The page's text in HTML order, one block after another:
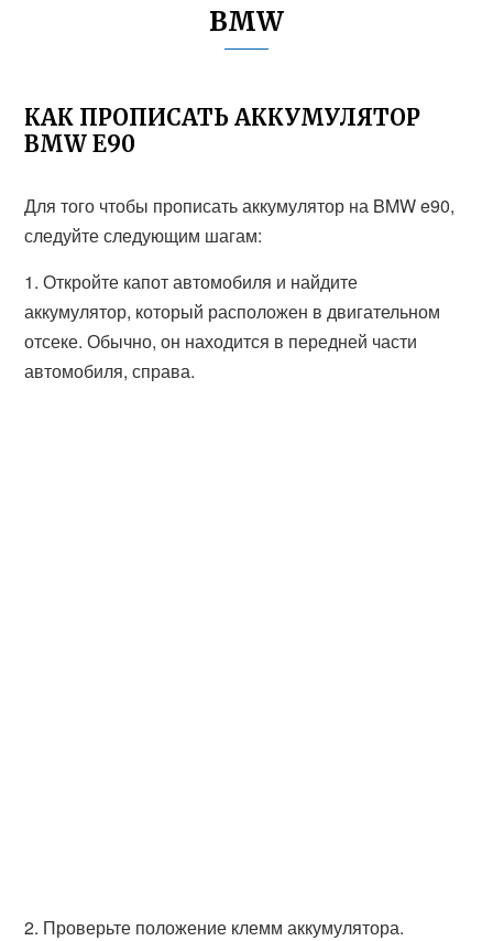
BMW
КАК ПРОПИСАТЬ АККУМУЛЯТОР
BMW E90
Для того чтобы прописать аккумулятор на BMW e90,
следуйте следующим шагам:
1. Откройте капот автомобиля и найдите
аккумулятор, который расположен в двигательном
отсеке. Обычно, он находится в передней части
автомобиля, справа.
2. Проверьте положение клемм аккумулятора.